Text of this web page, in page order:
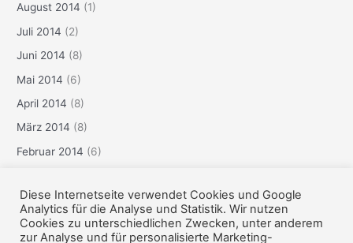
August 2014 (1)
Juli 2014 (2)
Juni 2014 (8)
Mai 2014 (6)
April 2014 (8)
März 2014 (8)
Februar 2014 (6)
Dezember 2013(6)
Diese Internetseite verwendet Cookies und Google
Analytics für die Analyse und Statistik. Wir nutzen
Cookies zu unterschiedlichen Zwecken, unter anderem
zur Analyse und für personalisierte Marketing-